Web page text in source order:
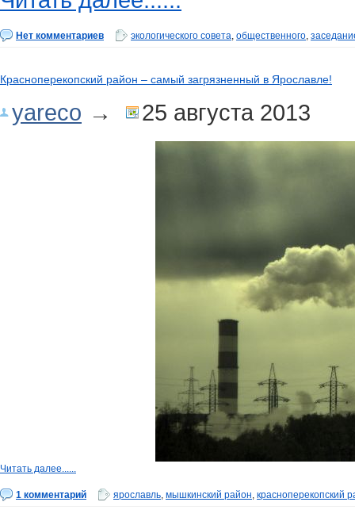
Нет комментариев экологического совета, общественного,
Красноперекопский район – самый загрязненный в Ярославле!
yareco → 25 августа 2013
Читать далее......
1 комментарий ярославль, мышкинский район, красноперекопский